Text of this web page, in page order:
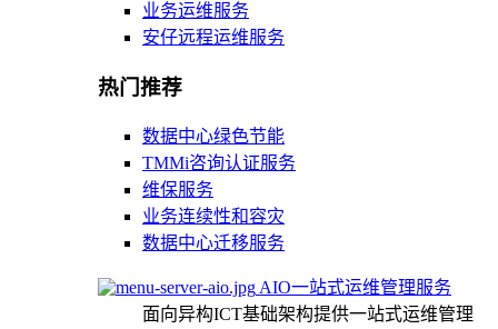
业务运维服务
安仔远程运维服务
热门推荐
数据中心绿色节能
TMMi咨询认证服务
维保服务
业务连续性和容灾
数据中心迁移服务
AIO一站式运维管理服务
面向异构ICT基础架构提供一站式运维管理